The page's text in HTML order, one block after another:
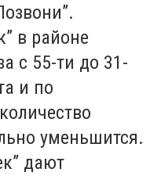
в районе
с 55-ти до 31-
и по
уменьшится.
дают